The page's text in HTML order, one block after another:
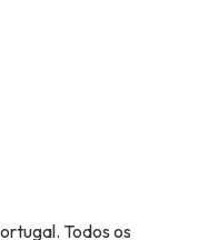
Todos os